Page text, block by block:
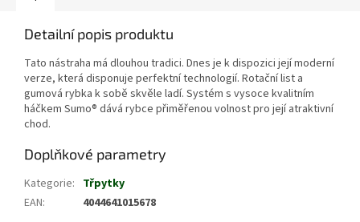
Detailní popis produktu
Tato nástraha má dlouhou tradici. Dnes je k dispozici její moderní
verze, která disponuje perfektní technologií. Rotační list a
gumová rybka k sobě skvěle ladí. Systém s vysoce kvalitním
háčkem Sumo® dává rybce přiměřenou volnost pro její atraktivní
chod.
Doplňkové parametry
Kategorie: Třpytky
EAN: 4044641015678